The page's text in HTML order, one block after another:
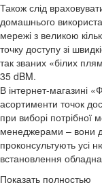
Також слід
домашнього
мережі з великою
точку доступу зі
так званих «білих
35 dBM.
В інтернет-магазині
асортименти точок
при виборі потрібної
менеджерами – вони
проконсультують усі
встановлення
Показать полностью